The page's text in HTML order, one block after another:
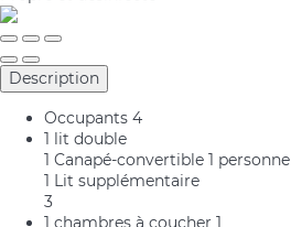
Description
Occupants 4
1 lit double
1 Canapé-convertible 1 personne
1 Lit supplémentaire
3
1 chambres à coucher 1